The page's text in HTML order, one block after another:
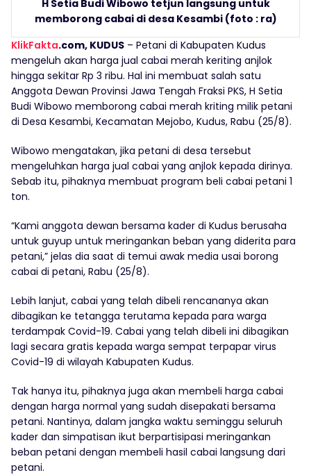
H Setia Budi Wibowo tetjun langsung untuk
memborong cabai di desa Kesambi (foto : ra)
KlikFakta.com, KUDUS – Petani di Kabupaten Kudus
mengeluh akan harga jual cabai merah keriting anjlok
hingga sekitar Rp 3 ribu. Hal ini membuat salah satu
Anggota Dewan Provinsi Jawa Tengah Fraksi PKS, H Setia
Budi Wibowo memborong cabai merah kriting milik petani
di Desa Kesambi, Kecamatan Mejobo, Kudus, Rabu (25/8).
Wibowo mengatakan, jika petani di desa tersebut
mengeluhkan harga jual cabai yang anjlok kepada dirinya.
Sebab itu, pihaknya membuat program beli cabai petani 1
ton.
“Kami anggota dewan bersama kader di Kudus berusaha
untuk guyup untuk meringankan beban yang diderita para
petani,” jelas dia saat di temui awak media usai borong
cabai di petani, Rabu (25/8).
Lebih lanjut, cabai yang telah dibeli rencananya akan
dibagikan ke tetangga terutama kepada para warga
terdampak Covid-19. Cabai yang telah dibeli ini dibagikan
lagi secara gratis kepada warga sempat terpapar virus
Covid-19 di wilayah Kabupaten Kudus.
Tak hanya itu, pihaknya juga akan membeli harga cabai
dengan harga normal yang sudah disepakati bersama
petani. Nantinya, dalam jangka waktu seminggu seluruh
kader dan simpatisan ikut berpartisipasi meringankan
beban petani dengan membeli hasil cabai langsung dari
petani.